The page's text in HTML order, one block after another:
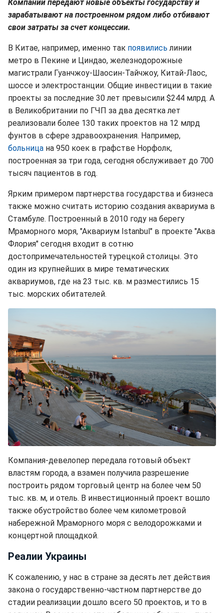
Компании передают новые объекты государству и
зарабатывают на построенном рядом либо отбивают
свои затраты за счет концессии.
В Китае, например, именно так появились линии
метро в Пекине и Циндао, железнодорожные
магистрали Гуанчжоу-Шаосин-Тайчжоу, Китай-Лаос,
шоссе и электростанции. Общие инвестиции в такие
проекты за последние 30 лет превысили $244 млрд. А
в Великобритании по ГЧП за два десятка лет
реализовали более 130 таких проектов на 12 млрд
фунтов в сфере здравоохранения. Например,
больница на 950 коек в графстве Норфолк,
построенная за три года, сегодня обслуживает до 700
тысяч пациентов в год.
Ярким примером партнерства государства и бизнеса
также можно считать историю создания аквариума в
Стамбуле. Построенный в 2010 году на берегу
Мраморного моря, "Аквариум Istanbul" в проекте "Аква
Флория" сегодня входит в сотню
достопримечательностей турецкой столицы. Это
один из крупнейших в мире тематических
аквариумов, где на 23 тыс. кв. м разместились 15
тыс. морских обитателей.
Компания-девелопер передала готовый объект
властям города, а взамен получила разрешение
построить рядом торговый центр на более чем 50
тыс. кв. м, и отель. В инвестиционный проект вошло
также обустройство более чем километровой
набережной Мраморного моря с велодорожками и
концертной площадкой.
Реалии Украины
К сожалению, у нас в стране за десять лет действия
закона о государственно-частном партнерстве до
стадии реализации дошло всего 50 проектов, и то в